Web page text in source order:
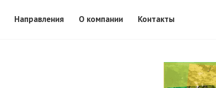
Направления О компании Контакты